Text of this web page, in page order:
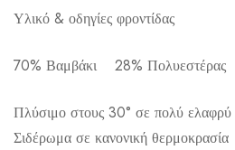
Υλικό & οδηγίες φροντίδας
70% Βαμβάκι 28%
Πλύσιμο στους 30° σε πολύ
Σιδέρωμα σε κανονική θερμοκρασία
Αποστολή σε πόλη: 2,50€
Αντικαταβολή: 2,50€